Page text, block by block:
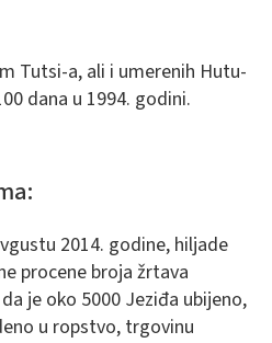
Tutsi-a, ali i umerenih Hutu-
dana u 1994. godini​.
2014. godine, hiljade
procene broja žrtava
je oko 5000 Jeziđa ubijeno,
u ropstvo, trgovinu